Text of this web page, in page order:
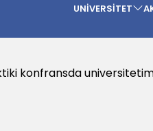
UNİVERSİTET
konfransda